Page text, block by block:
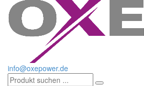
info@oxepower.de